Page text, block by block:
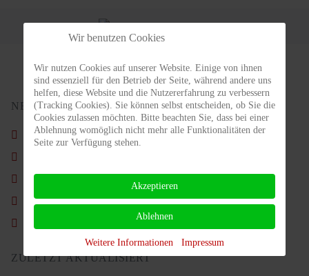
NEUSTE BEITRÄGE
Schön war´s wieder.
Vorstand im Amt bestätigt
Weihnachtsfeier Kids & Jugendliche am Nikolaustag
Sommercamp für Erwachsene 2025
ZULETZT AKTUALISIERT
Wir benutzen Cookies
Wir nutzen Cookies auf unserer Website. Einige von ihnen
sind essenziell für den Betrieb der Seite, während andere uns
helfen, diese Website und die Nutzererfahrung zu verbessern
(Tracking Cookies). Sie können selbst entscheiden, ob Sie die
Cookies zulassen möchten. Bitte beachten Sie, dass bei einer
Ablehnung womöglich nicht mehr alle Funktionalitäten der
Seite zur Verfügung stehen.
Akzeptieren
Ablehnen
Weitere Informationen Impressum